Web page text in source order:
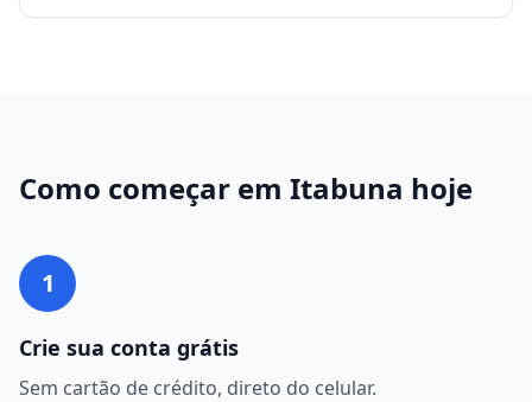
Como começar em Itabuna hoje
1
Crie sua conta grátis
Sem cartão de crédito, direto do celular.